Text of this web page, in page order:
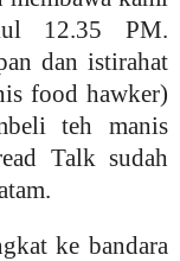
12.35 PM.
dan istirahat
food hawker)
teh manis
Talk sudah
ke bandara